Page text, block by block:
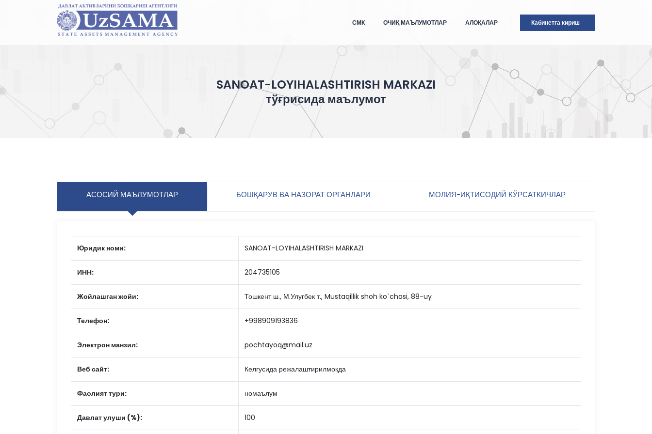
Кабинетга кириш
СМК ОЧИҚ МАЪЛУМОТЛАР АЛОҚАЛАР
SANOAT-LOYIHALASHTIRISH MARKAZI
тўғрисида маълумот
АСОСИЙ МАЪЛУМОТЛАР БОШҚАРУВ ВА НАЗОРАТ ОРГАНЛАРИ МОЛИЯ-ИҚТИСОДИЙ КЎРСАТКИЧЛАР
Юридик номи: SANOAT-LOYIHALASHTIRISH MARKAZI
ИНН: 204735105
Жойлашган жойи: Тошкент ш., М.Улугбек т., Mustaqillik shoh ko`chasi, 88-uy
Телефон: +998909193836
Электрон манзил: pochtayoq@mail.uz
Веб сайт: Келгусида режалаштирилмоқда
Фаолият тури: номаълум
Давлат улуши (%): 100